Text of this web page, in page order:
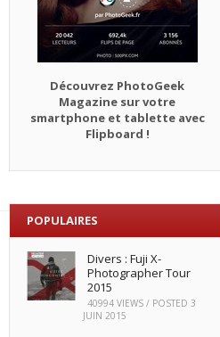
Découvrez PhotoGeek
Magazine sur votre
smartphone et tablette avec
Flipboard !
POPULAIRES
Divers : Fuji X-
Photographer Tour
2015
40994 VIEWS / POSTED3
JUIN 2015